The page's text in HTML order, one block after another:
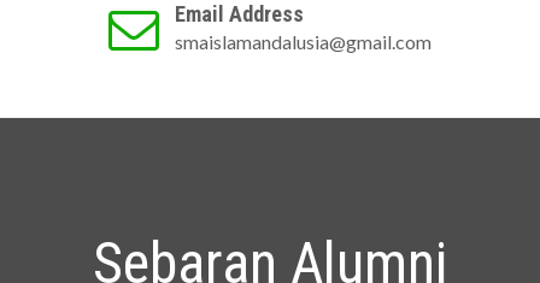
Email Address
smaislamandalusia@gmail.com
Sebaran Alumni